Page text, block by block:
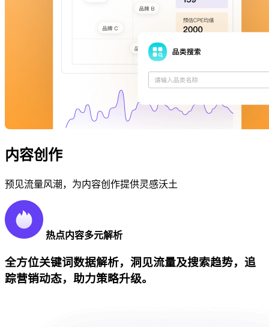
内容创作
预见流量风潮，为内容创作提供灵感沃土
热点内容多元解析
全方位关键词数据解析，洞见流量及搜索趋势，追
踪营销动态，助力策略升级。